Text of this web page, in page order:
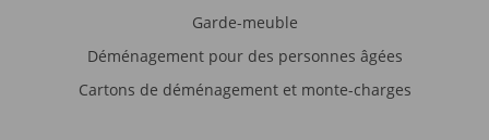
Garde-meuble
Déménagement pour des personnes âgées
Cartons de déménagement et monte-charges